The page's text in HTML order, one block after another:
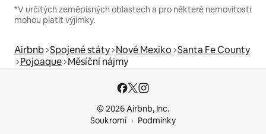
*V určitých zeměpisných oblastech a pro některé nemovitosti
mohou platit výjimky.
Airbnb Spojené státy Nové Mexiko Santa Fe County
Pojoaque Měsíční nájmy
© 2026 Airbnb, Inc.
Soukromí
Podmínky